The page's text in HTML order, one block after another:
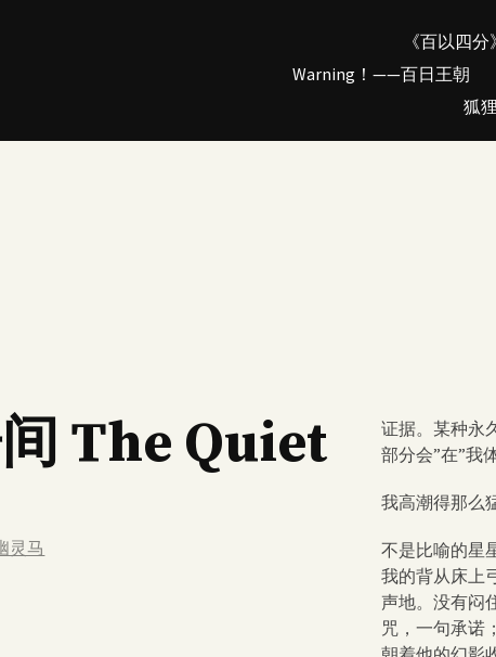
《百以四分》
Warning！——百日王朝
狐
The Quiet
灵马
证据。某种永
部分会”在”我
我高潮得那么
不是比喻的星
我的背从床上
声地。没有闷
咒，一句承诺